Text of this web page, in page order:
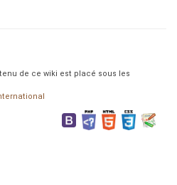
de ce wiki est placé sous les